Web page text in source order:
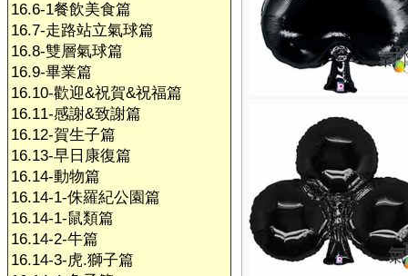
16.6-1餐飲美食篇
16.7-走路站立氣球篇
16.8-雙層氣球篇
16.9-畢業篇
16.10-歡迎&祝賀&祝福篇
16.11-感謝&致謝篇
16.12-賀生子篇
16.13-早日康復篇
16.14-動物篇
16.14-1-侏羅紀公園篇
16.14-1-鼠類篇
16.14-2-牛篇
16.14-3-虎.獅子篇